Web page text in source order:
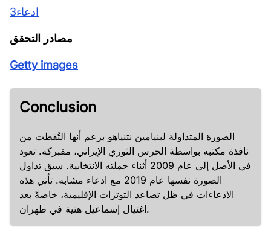
ادعاء3
مصادر التحقق
Getty images
Conclusion
الصورة المتداولة لبنيامين نتنياهو بزعم أنها التُقطت من
نافذة مكتبه بواسطة الحرس الثوري الإيراني، مفبركة. تعود
في الأصل إلى عام 2009 أثناء حملته الانتخابية. سبق تداول
الصورة نفسها عام 2019 مع ادعاء مشابه. تأتي هذه
الادعاءات في ظل تصاعد التوترات الإقليمية، خاصةً بعد
اغتيال إسماعيل هنية في طهران.